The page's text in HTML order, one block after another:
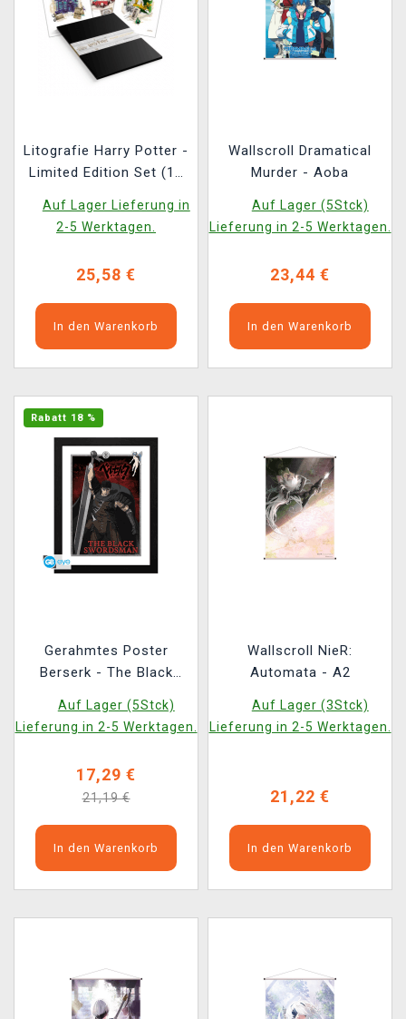
Litografie Harry Potter -
Limited Edition Set (10
Auf Lager Lieferung in
2-5 Werktagen.
25,58 €
In den Warenkorb
Wallscroll Dramatical
Murder - Aoba
Auf Lager (5Stck)
Lieferung in 2-5 Werktagen.
23,44 €
In den Warenkorb
Rabatt 18 %
Gerahmtes Poster
Berserk - The Black
Auf Lager (5Stck)
Lieferung in 2-5 Werktagen.
17,29 €
21,19 €
In den Warenkorb
Wallscroll NieR:
Automata - A2
Auf Lager (3Stck)
Lieferung in 2-5 Werktagen.
21,22 €
In den Warenkorb